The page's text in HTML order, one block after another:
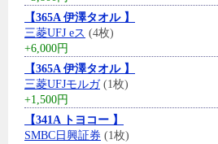
【365A 伊澤タオル 】
三菱UFJ eス (4枚)
+6,000円
【365A 伊澤タオル 】
三菱UFJモルガ(1枚)
+1,500円
【341A トヨコー 】
SMBC日興証券 (1枚)